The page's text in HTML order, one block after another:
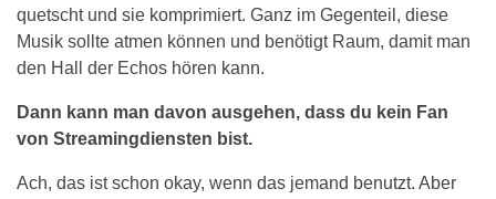
quetscht und sie komprimiert. Ganz im Gegenteil, diese
Musik sollte atmen können und benötigt Raum, damit man
den Hall der Echos hören kann.
Dann kann man davon ausgehen, dass du kein Fan
von Streamingdiensten bist.
Ach, das ist schon okay, wenn das jemand benutzt. Aber